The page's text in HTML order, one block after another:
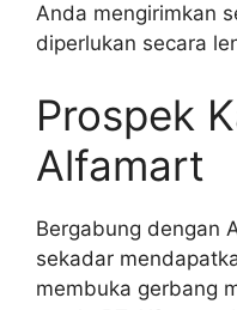
Anda mengirimkan
diperlukan secara
Prospek
Alfamart
Bergabung dengan
sekadar
membuka gerbang